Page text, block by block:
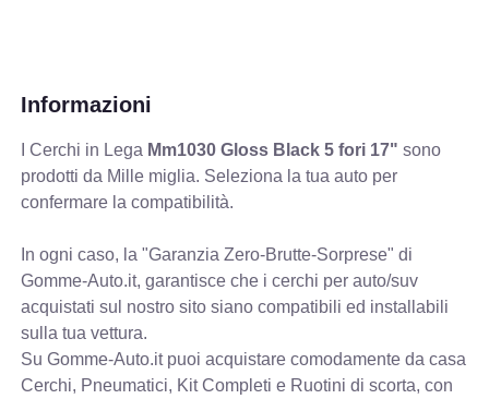
Informazioni
I Cerchi in Lega Mm1030 Gloss Black 5 fori 17" sono
prodotti da Mille miglia. Seleziona la tua auto per
confermare la compatibilità.
In ogni caso, la "Garanzia Zero-Brutte-Sorprese" di
Gomme-Auto.it, garantisce che i cerchi per auto/suv
acquistati sul nostro sito siano compatibili ed installabili
sulla tua vettura.
Su Gomme-Auto.it puoi acquistare comodamente da casa
Cerchi, Pneumatici, Kit Completi e Ruotini di scorta, con